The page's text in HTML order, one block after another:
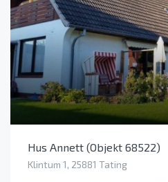
Hus Annett (Objekt 68522)
Klintum 1, 25881 Tating